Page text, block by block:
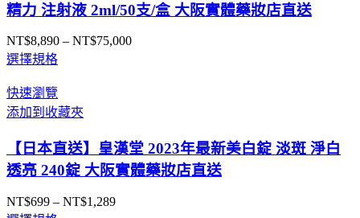
精力 注射液 2ml/50支/盒 大阪實體藥妝店直送
NT$8,890 – NT$75,000價
NT$75,000
選擇規格
快速瀏覽
添加到收藏夾
【日本直送】皇漢堂 2023年最新美白錠 淡斑 淨白
透亮 240錠 大阪實體藥妝店直送
NT$699 – NT$1,289價